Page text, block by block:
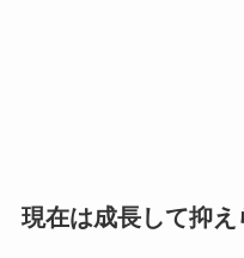
現在は成長して抑え